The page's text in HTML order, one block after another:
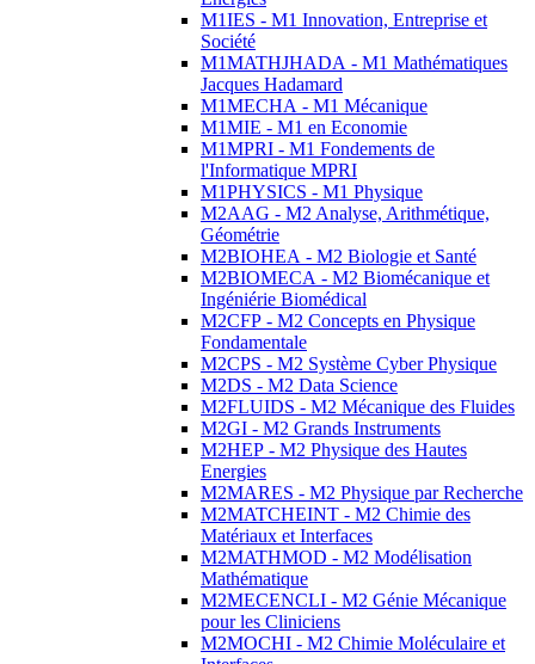
M1IES - M1 Innovation, Entreprise et
Société
M1MATHJHADA - M1 Mathématiques
Jacques Hadamard
M1MECHA - M1 Mécanique
M1MIE - M1 en Economie
M1MPRI - M1 Fondements de
l'Informatique MPRI
M1PHYSICS - M1 Physique
M2AAG - M2 Analyse, Arithmétique,
Géométrie
M2BIOHEA - M2 Biologie et Santé
M2BIOMECA - M2 Biomécanique et
Ingéniérie Biomédical
M2CFP - M2 Concepts en Physique
Fondamentale
M2CPS - M2 Système Cyber Physique
M2DS - M2 Data Science
M2FLUIDS - M2 Mécanique des Fluides
M2GI - M2 Grands Instruments
M2HEP - M2 Physique des Hautes
Energies
M2MARES - M2 Physique par Recherche
M2MATCHEINT - M2 Chimie des
Matériaux et Interfaces
M2MATHMOD - M2 Modélisation
Mathématique
M2MECENCLI - M2 Génie Mécanique
pour les Cliniciens
M2MOCHI - M2 Chimie Moléculaire et